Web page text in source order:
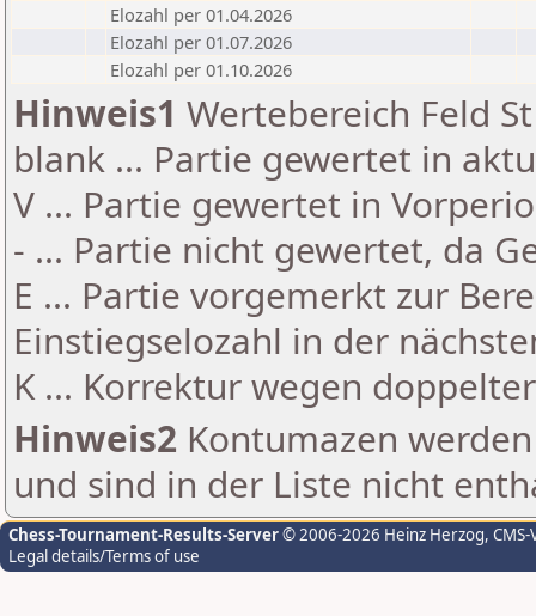
Elozahl per 01.04.2026
Elozahl per 01.07.2026
Elozahl per 01.10.2026
Hinweis1 Wertebereich Feld
blank ... Partie gewertet in
V ... Partie gewertet in
- ... Partie nicht gewertet, da
E ... Partie vorgemerkt zur
Einstiegselozahl in der
K ... Korrektur wegen
Hinweis2 Kontumazen
und sind in der Liste nicht
Chess-Tournament-Results-Server© 2006-2026 Heinz Herzog,
Legal details/Terms of use